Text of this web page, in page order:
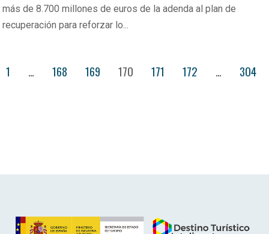
más de 8.700 millones de euros de la adenda al plan de
recuperación para reforzar lo...
1 … 168 169 170 171 172 … 304